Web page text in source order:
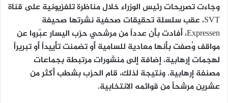
وجاءت تصريحات رئيس الوزراء خلال مناظرة تلفزيونية على قناة
SVT، عقب سلسلة تحقيقات صحفية نشرتها صحيفة
Expressen، أفادت بأن عدداً من مرشحي حزب اليسار عبّروا عن
مواقف وُصفت بأنها معادية للسامية أو تضمنت تأييداً أو تبريراً
لهجمات إرهابية، إضافة إلى منشورات مرتبطة بجماعات
مصنفة إرهابية. ونتيجة لذلك، قام الحزب بشطب أكثر من
عشرين مرشحاً من قوائمه الانتخابية.